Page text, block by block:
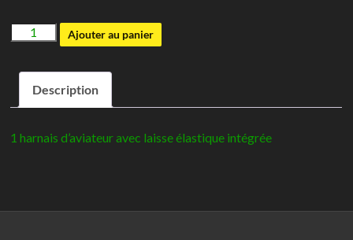
quantité
Harnais
Aviator
Ajouter au panier
Description
1 harnais d’aviateur avec laisse élastique intégrée